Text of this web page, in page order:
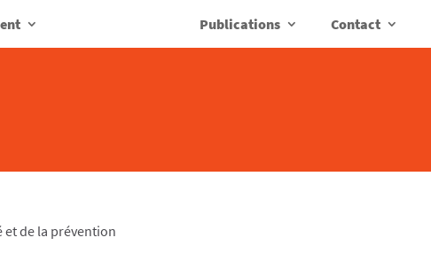
Publications Contact
et de la prévention